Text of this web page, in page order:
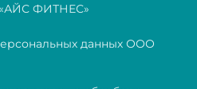
ФИТНЕС»
данных ООО